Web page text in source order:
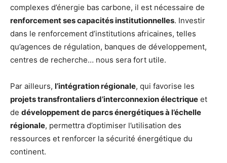
complexes d’énergie bas carbone, il est nécessaire de
renforcement ses capacités institutionnelles. Investir
dans le renforcement d’institutions africaines, telles
qu’agences de régulation, banques de développement,
centres de recherche… nous sera fort utile.
Par ailleurs, l’intégration régionale, qui favorise les
projets transfrontaliers d’interconnexion électrique et
de développement de parcs énergétiques à l’échelle
régionale, permettra d’optimiser l’utilisation des
ressources et renforcer la sécurité énergétique du
continent.